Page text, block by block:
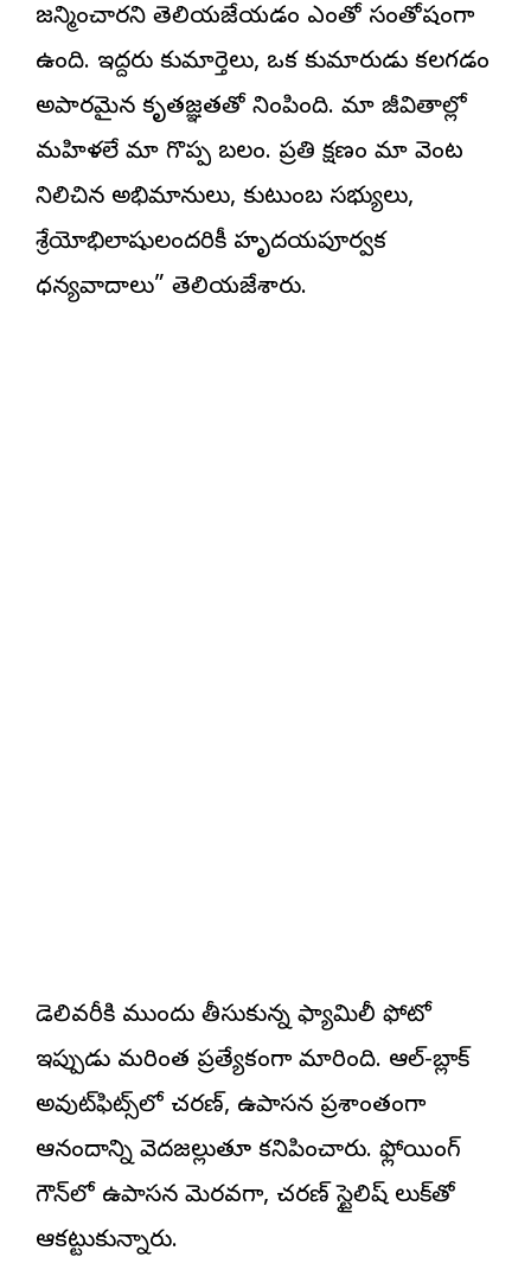
జన్మించారని తెలియజేయడం ఎంతో సంతోషంగా
ఉంది. ఇద్దరు కుమార్తెలు, ఒక కుమారుడు కలగడం
అపారమైన కృతజ్ఞతతో నింపింది. మా జీవితాల్లో
మహిళలే మా గొప్ప బలం. ప్రతి క్షణం మా వెంట
నిలిచిన అభిమానులు, కుటుంబ సభ్యులు,
శ్రేయోభిలాషులందరికీ హృదయపూర్వక
ధన్యవాదాలు” తెలియజేశారు.
డెలివరీకి ముందు తీసుకున్న ఫ్యామిలీ ఫోటో
ఇప్పుడు మరింత ప్రత్యేకంగా మారింది. ఆల్-బ్లాక్
అవుట్‌ఫిట్స్‌లో చరణ్, ఉపాసన ప్రశాంతంగా
ఆనందాన్ని వెదజల్లుతూ కనిపించారు. ఫ్లోయింగ్
గౌన్‌లో ఉపాసన మెరవగా, చరణ్ స్టైలిష్ లుక్‌తో
ఆకట్టుకున్నారు.